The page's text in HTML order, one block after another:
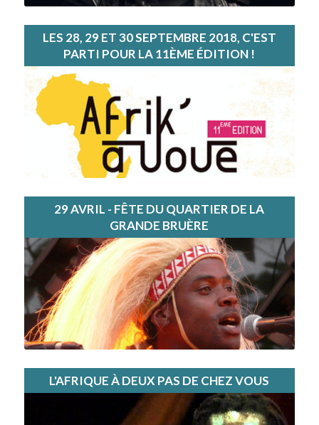
LES 28, 29 ET 30 SEPTEMBRE 2018, C'EST
PARTI POUR LA 11ÈME ÉDITION !
29 AVRIL - FÊTE DU QUARTIER DE LA
GRANDE BRUÈRE
L'AFRIQUE À DEUX PAS DE CHEZ VOUS